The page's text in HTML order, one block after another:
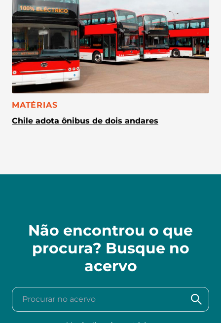
CATEGORIA:
MATÉRIAS
Chile adota ônibus de dois andares
Não encontrou o que
procura? Busque no
acervo
Procurar no acervo